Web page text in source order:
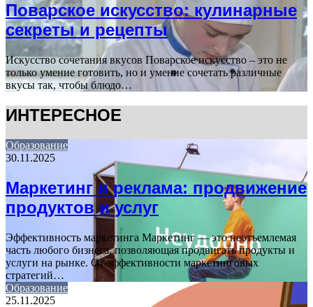
Поварское искусство: кулинарные
секреты и рецепты
Искусство сочетания вкусов Поварское искусство – это не
только умение готовить, но и умение сочетать различные
вкусы так, чтобы блюдо…
ИНТЕРЕСНОЕ
Образование
30.11.2025
Маркетинг и реклама: продвижение
продуктов и услуг
Эффективность маркетинга Маркетинг — это неотъемлемая
часть любого бизнеса, позволяющая продвигать продукты и
услуги на рынке. От эффективности маркетинговых
стратегий…
Образование
25.11.2025